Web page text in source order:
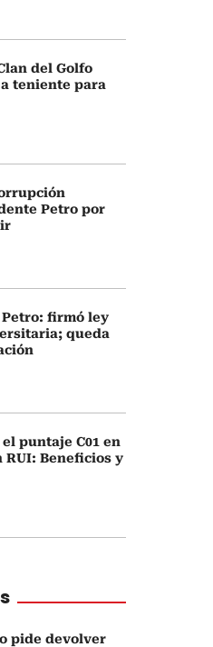
del Golfo
teniente para
Petro por
firmó ley
queda
puntaje C01 en
Beneficios y
pide devolver